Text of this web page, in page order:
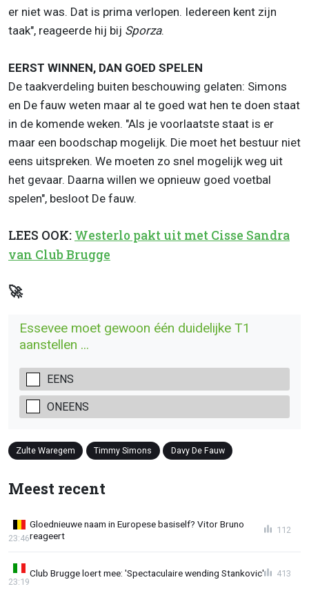
er niet was. Dat is prima verlopen. Iedereen kent zijn
taak", reageerde hij bij Sporza.
EERST WINNEN, DAN GOED SPELEN
De taakverdeling buiten beschouwing gelaten: Simons
en De fauw weten maar al te goed wat hen te doen staat
in de komende weken. "Als je voorlaatste staat is er
maar een boodschap mogelijk. Die moet het bestuur niet
eens uitspreken. We moeten zo snel mogelijk weg uit
het gevaar. Daarna willen we opnieuw goed voetbal
spelen", besloot De fauw.
LEES OOK: Westerlo pakt uit met Cisse Sandra
van Club Brugge
🚀
Essevee moet gewoon één duidelijke T1
aanstellen ...
EENS
ONEENS
Zulte Waregem Timmy Simons Davy De Fauw
Meest recent
Gloednieuwe naam in Europese basiself? Vitor Bruno
reageert
23:46
112
Club Brugge loert mee: 'Spectaculaire wending Stankovic'
23:19
413